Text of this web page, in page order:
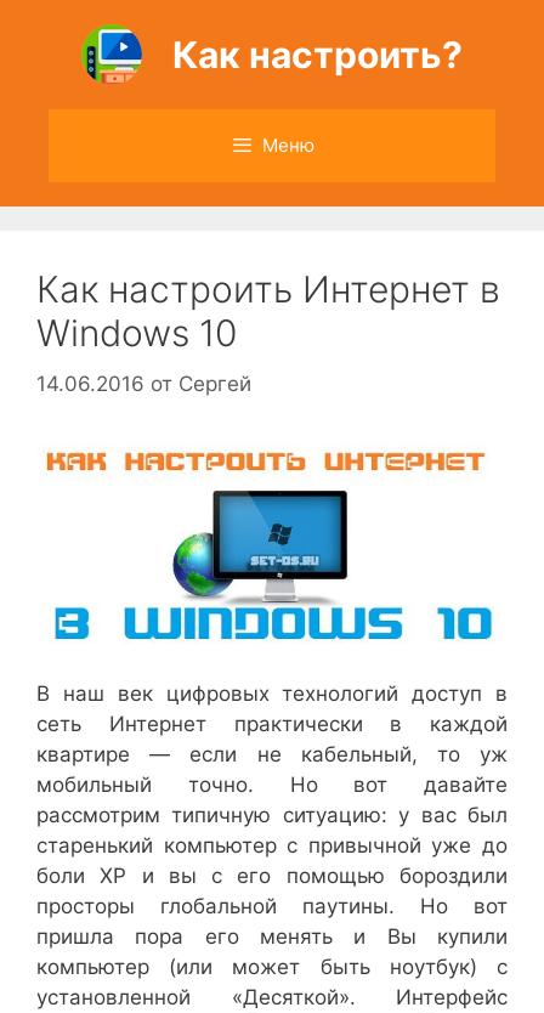
содержимому
Как настроить?
Меню
Как настроить Интернет в
Windows 10
14.06.2016 от Сергей
В наш век цифровых технологий доступ в
сеть Интернет практически в каждой
квартире — если не кабельный, то уж
мобильный точно. Но вот давайте
рассмотрим типичную ситуацию: у вас был
старенький компьютер с привычной уже до
боли XP и вы с его помощью бороздили
просторы глобальной паутины. Но вот
пришла пора его менять и Вы купили
компьютер (или может быть ноутбук) с
установленной «Десяткой». Интерфейс